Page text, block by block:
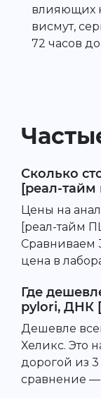
влияющих
висмут,
72 часов
Сколько
[реал-
Цены на
[реал-тайм
Сравниваем
цена в
Где
pylori, ДНК
Дешевле
Хеликс. Это
дорогой из
сравнение